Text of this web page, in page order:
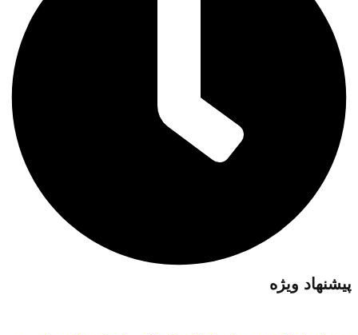
پیشنهاد ویژه